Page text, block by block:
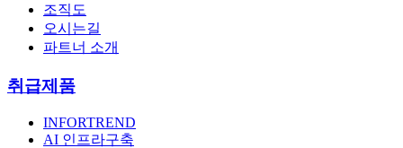
조직도
오시는길
파트너 소개
취급제품
INFORTREND
AI 인프라구축